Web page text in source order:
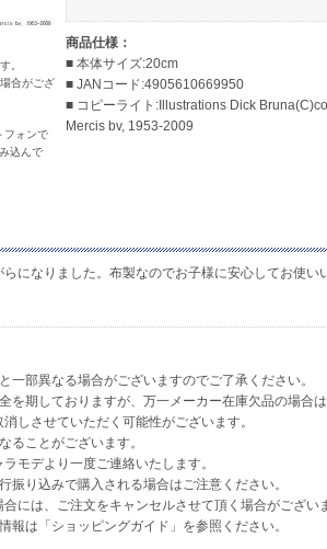
。
合がござ
フォンで
込んで
商品仕様：
■ 本体サイズ:20cm
■ JANコード:4905610669950
■ コピーライト:Illustrations Dick
Mercis bv, 1953-2009
になりました。布製なのでお子様に安心してお使い
一部異なる場合がございますのでご了承ください。
を期しておりますが、万一メーカー在庫欠品の場合
させていただく可能性がございます。
ることがございます。
モデより一度ご連絡いたします。
振り込みで購入される場合はご注意ください。
には、ご注文をキャンセルさせて頂く場合がござい
報は「ショッピングガイド」を参照ください。